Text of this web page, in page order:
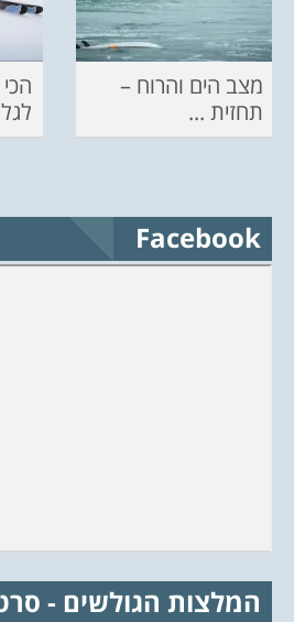
מצב הים והרוח –
תחזית ...
Facebook
המלצות הגולשים -